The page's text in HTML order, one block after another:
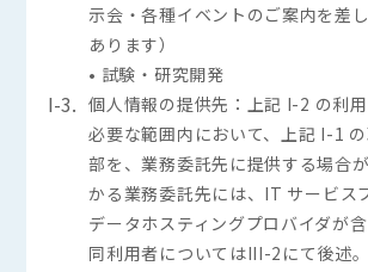
示会・各種イベントのご案内を差
あります）
• 試験・研究開発
I-3. 個人情報の提供先：上記 I-2 の利
必要な範囲内において、上記 I-1
部を、業務委託先に提供する場合
かる業務委託先には、IT サービス
データホスティングプロバイダが
同利用者についてはIII-2にて後述。